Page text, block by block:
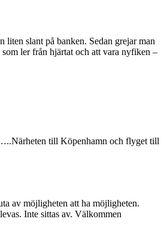
liten slant på banken. Sedan grejar man
ler från hjärtat och att vara nyfiken –
till Köpenhamn och flyget till
av möjligheten att ha möjligheten.
Inte sittas av. Välkommen